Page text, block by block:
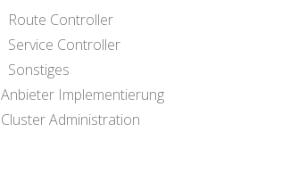
Route Controller
Service Controller
Sonstiges
Anbieter Implementierung
Cluster Administration